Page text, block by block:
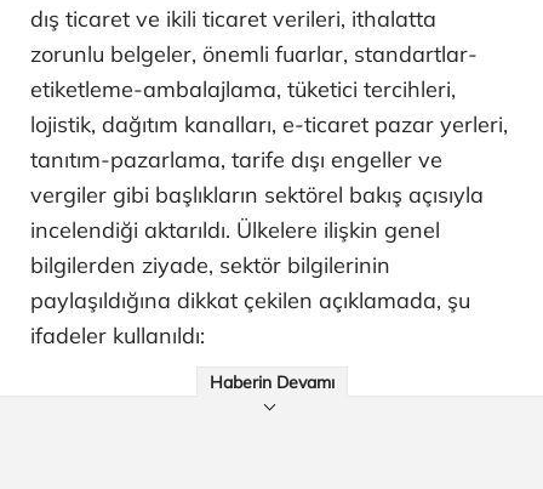
dış ticaret ve ikili ticaret verileri, ithalatta
zorunlu belgeler, önemli fuarlar, standartlar-
etiketleme-ambalajlama, tüketici tercihleri,
lojistik, dağıtım kanalları, e-ticaret pazar yerleri,
tanıtım-pazarlama, tarife dışı engeller ve
vergiler gibi başlıkların sektörel bakış açısıyla
incelendiği aktarıldı. Ülkelere ilişkin genel
bilgilerden ziyade, sektör bilgilerinin
paylaşıldığına dikkat çekilen açıklamada, şu
ifadeler kullanıldı:
Haberin Devamı